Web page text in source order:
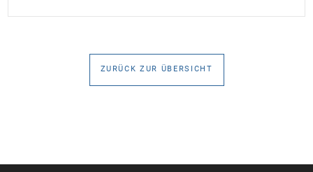
Antragstellende verpflichten sich zu energetischer
Sanierung in Einzelmaßnahmen […]
ZURÜCK ZUR ÜBERSICHT